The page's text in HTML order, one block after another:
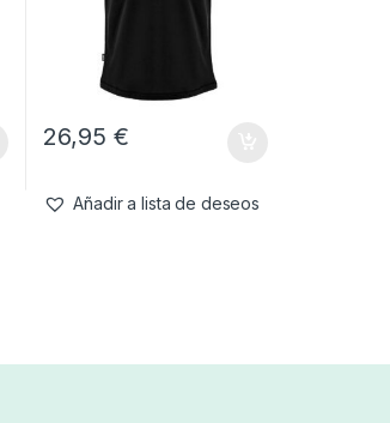
26,95 €
Añadir a lista de deseos